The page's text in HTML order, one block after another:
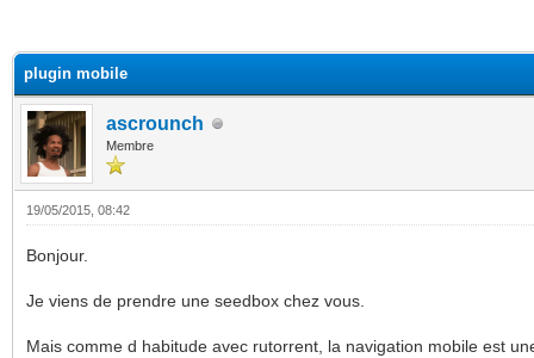
plugin mobile
ascrounch
Membre
19/05/2015, 08:42
Bonjour.
Je viens de prendre une seedbox chez vous.
Mais comme d habitude avec rutorrent, la navigation mobile est